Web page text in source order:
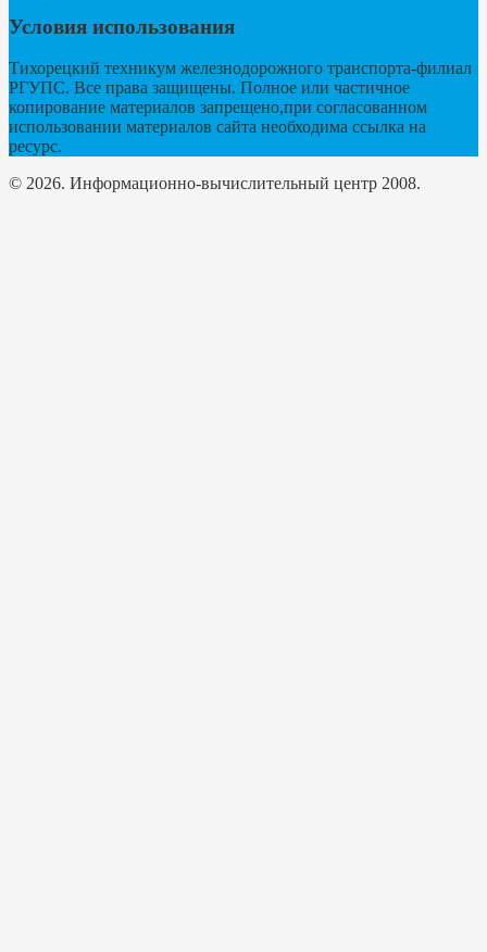
Условия использования
Тихорецкий техникум железнодорожного транспорта-филиал
РГУПС. Все права защищены. Полное или частичное
копирование материалов запрещено,при согласованном
использовании материалов сайта необходима ссылка на
ресурс.
© 2026. Информационно-вычислительный центр 2008.